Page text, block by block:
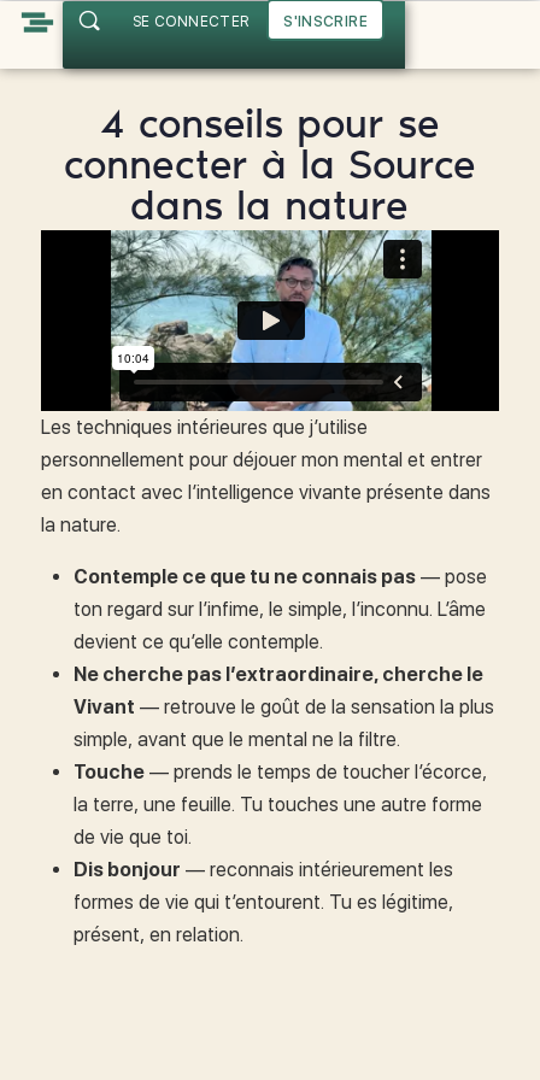
SE CONNECTER S'INSCRIRE
4 conseils pour se
connecter à la Source
dans la nature
Les techniques intérieures que j’utilise
personnellement pour déjouer mon mental et entrer
en contact avec l’intelligence vivante présente dans
la nature.
Contemple ce que tu ne connais pas— pose
ton regard sur l’infime, le simple, l’inconnu. L’âme
devient ce qu’elle contemple.
Ne cherche pas l’extraordinaire, cherche le
Vivant — retrouve le goût de la sensation la plus
simple, avant que le mental ne la filtre.
Touche— prends le temps de toucher l’écorce,
la terre, une feuille. Tu touches une autre forme
de vie que toi.
Dis bonjour — reconnais intérieurement les
formes de vie qui t’entourent. Tu es légitime,
présent, en relation.